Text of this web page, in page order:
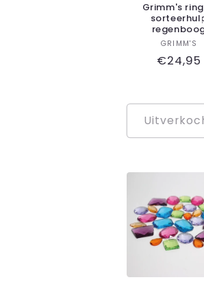
Grimm's
GRIMM'S
Normale
€24,95